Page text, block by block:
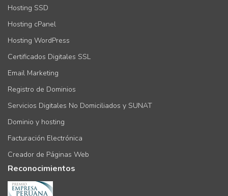
Hosting SSD
Hosting cPanel
Hosting WordPress
Certificados Digitales SSL
Email Marketing
Registro de Dominios
Servicios Digitales No Domiciliados y SUNAT
Dominio y hosting
Facturación Electrónica
Creador de Páginas Web
Reconocimientos